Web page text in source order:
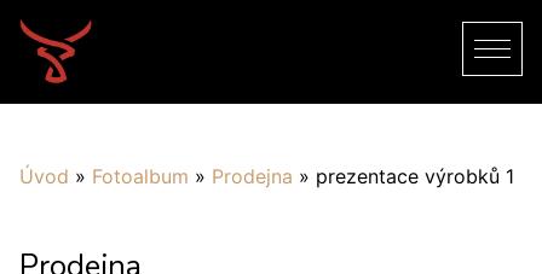
Úvod » Fotoalbum » Prodejna » prezentace výrobků 1